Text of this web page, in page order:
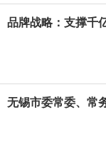
品牌战略：支撑千
无锡市委常委、常